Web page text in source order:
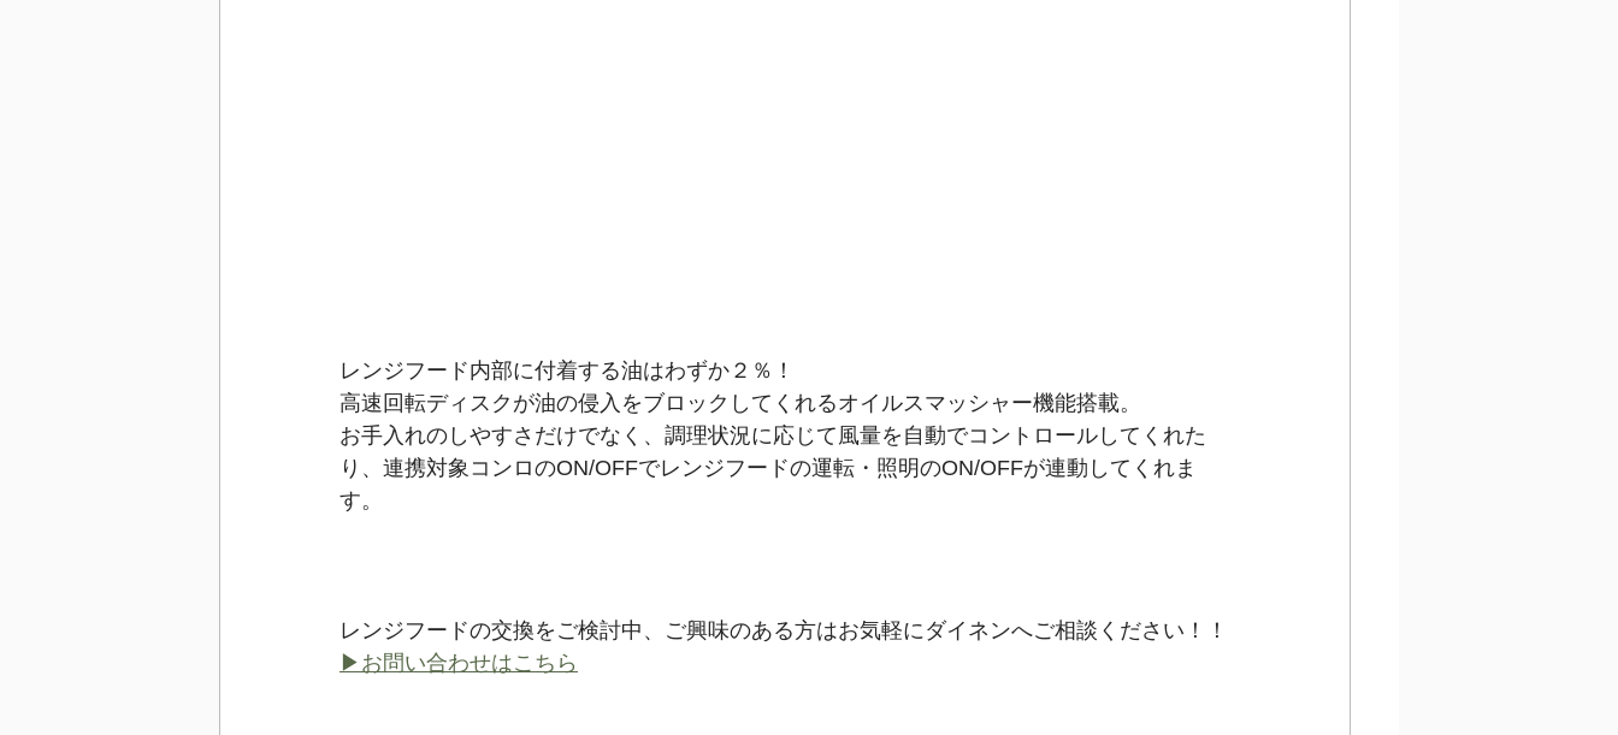
レンジフード内部に付着する油はわずか２％！
高速回転ディスクが油の侵入をブロックしてくれるオイルスマッシャー機能搭載。
お手入れのしやすさだけでなく、調理状況に応じて風量を自動でコントロールしてくれた
り、連携対象コンロのON/OFFでレンジフードの運転・照明のON/OFFが連動してくれま
す。
レンジフードの交換をご検討中、ご興味のある方はお気軽にダイネンへご相談ください！！
▶お問い合わせはこちら